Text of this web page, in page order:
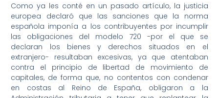
Como ya les conté en un pasado artículo, la justicia
europea declaró que las sanciones que la norma
española imponía a los contribuyentes por incumplir
las obligaciones del modelo 720 -por el que se
declaran los bienes y derechos situados en el
extranjero- resultaban excesivas, ya que atentaban
contra el principio de libertad de movimiento de
capitales, de forma que, no contentos con condenar
en costas al Reino de España, obligaron a la